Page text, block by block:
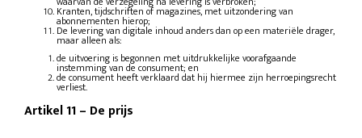
Kranten, tijdschriften of magazines, met uitzondering van
abonnementen hierop;
De levering van digitale inhoud anders dan op een materiële drager,
maar alleen als:
de uitvoering is begonnen met uitdrukkelijke voorafgaande
instemming van de consument; en
de consument heeft verklaard dat hij hiermee zijn herroepingsrecht
verliest.
Artikel 11– De prijs